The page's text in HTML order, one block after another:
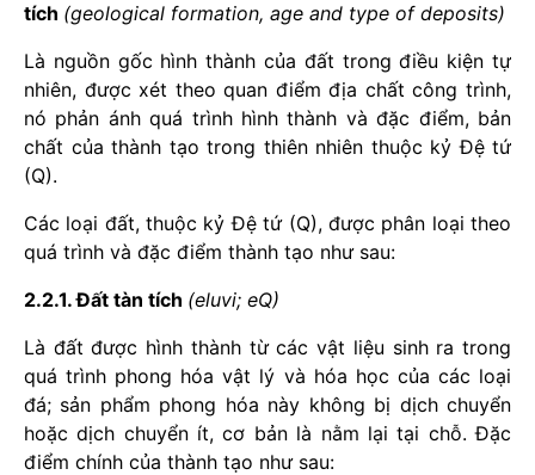
tích (geological formation, age and type of deposits)
Là nguồn gốc hình thành của đất trong điều kiện tự
nhiên, được xét theo quan điểm địa chất công trình,
nó phản ánh quá trình hình thành và đặc điểm, bản
chất của thành tạo trong thiên nhiên thuộc kỷ Đệ tứ
(Q).
Các loại đất, thuộc kỷ Đệ tứ (Q), được phân loại theo
quá trình và đặc điểm thành tạo như sau:
2.2.1. Đất tàn tích (eluvi; eQ)
Là đất được hình thành từ các vật liệu sinh ra trong
quá trình phong hóa vật lý và hóa học của các loại
đá; sản phẩm phong hóa này không bị dịch chuyển
hoặc dịch chuyển ít, cơ bản là nằm lại tại chỗ. Đặc
điểm chính của thành tạo như sau: